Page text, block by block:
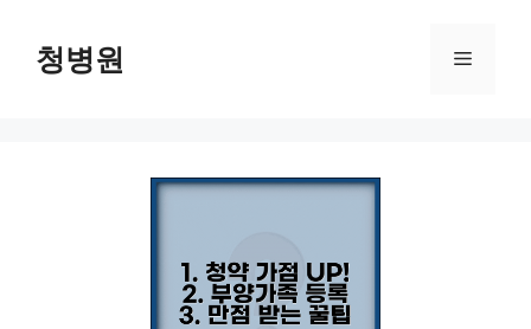
청병원 메